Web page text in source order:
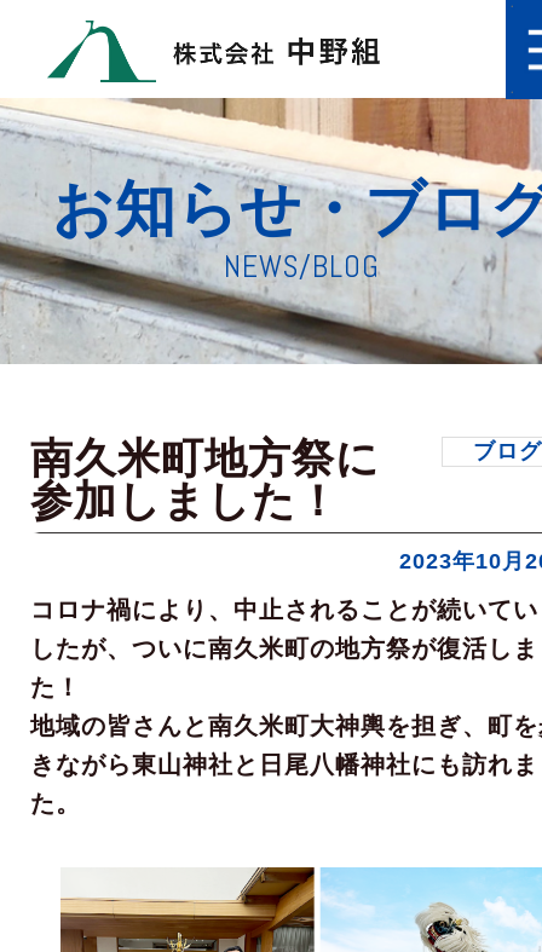
お知らせ・ブロ
NEWS/BLOG
南久米町地方祭に
参加しました！
ブログ
2023年10月
コロナ禍により、中止されることが続いて
したが、ついに南久米町の地方祭が復活し
た！
地域の皆さんと南久米町大神輿を担ぎ、町
きながら東山神社と日尾八幡神社にも訪れ
た。